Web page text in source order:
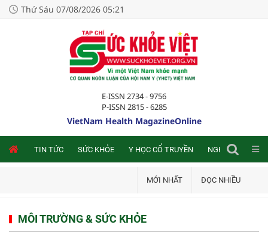
Thứ Sáu 07/08/2026 05:21
E-ISSN 2734 - 9756
P-ISSN 2815 - 6285
VietNam Health MagazineOnline
TIN TỨC SỨC KHỎE Y HỌC CỔ TRUYỀN NGHIÊN CỨU
MỚI NHẤT ĐỌC NHIỀU
MÔI TRƯỜNG & SỨC KHỎE